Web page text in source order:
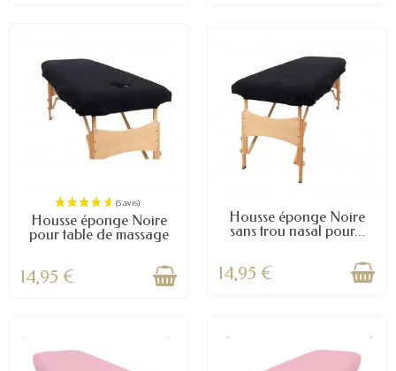
Housse éponge Noire
pour table de massage
14,95 €
Housse éponge Noire
sans trou nasal pour...
14,95 €